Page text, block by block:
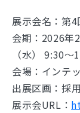
展示会名：第4
会期：2026年
（水） 9:30～
会場：インテ
出展区画：採
展示会URL：